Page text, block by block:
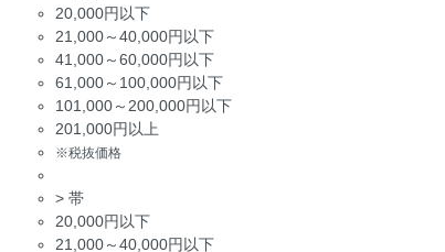
20,000円以下
21,000～40,000円以下
41,000～60,000円以下
61,000～100,000円以下
101,000～200,000円以下
201,000円以上
※税抜価格
> 帯
20,000円以下
21,000～40,000円以下